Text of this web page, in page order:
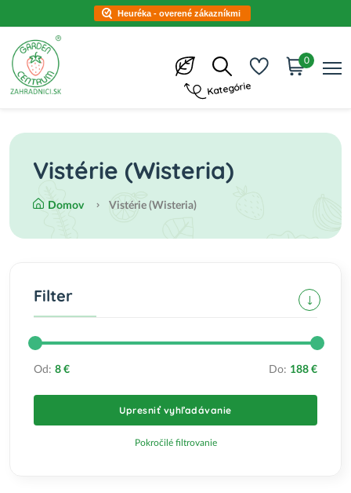
Heuréka - overené zákazníkmi
Kategórie
0
Vistérie (Wisteria)
Domov Vistérie (Wisteria)
Filter
Od: 8 € Do: 188 €
Upresniť vyhľadávanie
Pokročilé filtrovanie